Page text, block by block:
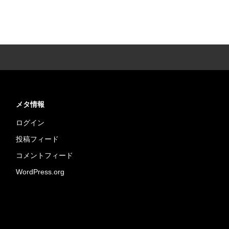
メタ情報
ログイン
投稿フィード
コメントフィード
WordPress.org